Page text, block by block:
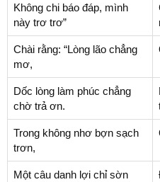
Không chi báo đáp, mình
này trơ trơ”
Chài rằng: “Lòng lão chẳng
mơ,
Dốc lòng làm phúc chẳng
chờ trả ơn.
Trong không nhơ bợn sạch
trơn,
Một câu danh lợi chỉ sờn